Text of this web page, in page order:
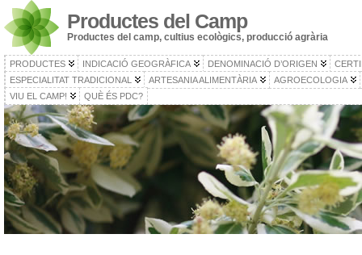
Productes del Camp
Productes del camp, cultius ecològics, producció agrària
PRODUCTES INDICACIÓ GEOGRÀFICA DENOMINACIÓ D’ORIGEN
ESPECIALITAT TRADICIONAL
ARTESANIA ALIMENTÀRIA
AGROECOLOGIA
VIU EL CAMP!
QUÈ ÉS PDC?